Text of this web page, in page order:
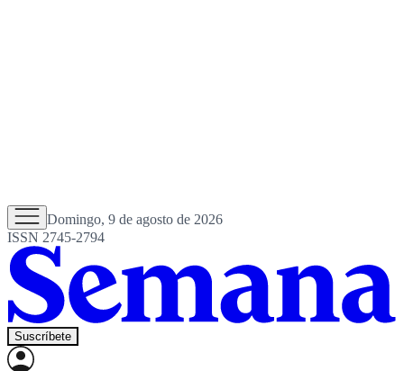
Domingo, 9 de agosto de 2026
ISSN 2745-2794
Suscríbete